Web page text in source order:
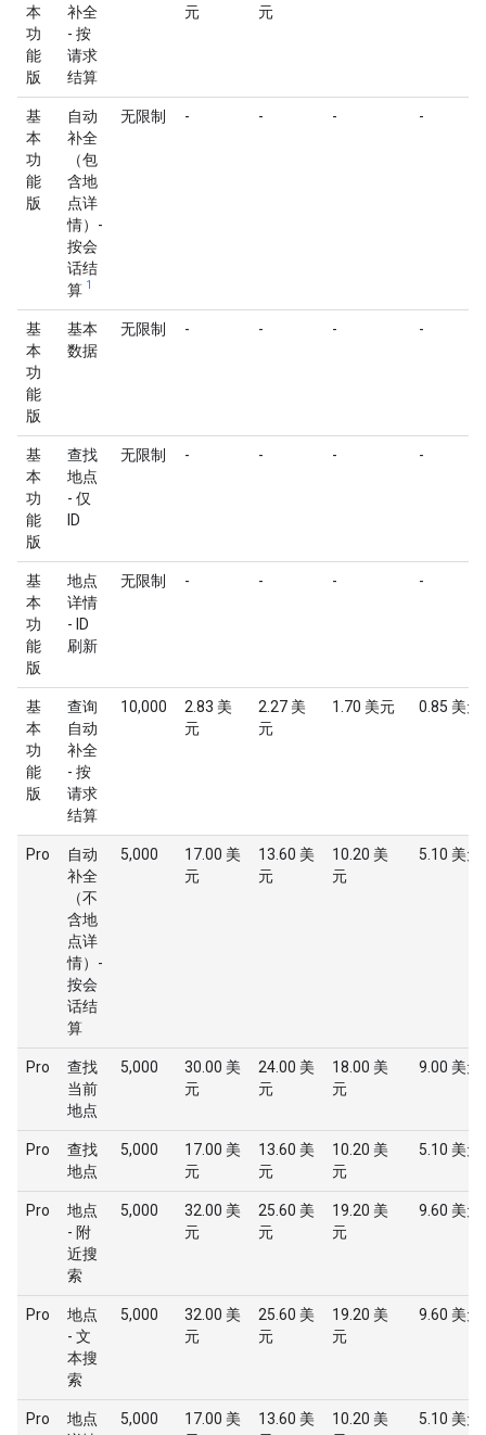
本
功
能
版
补全
- 按
请求
结算
元
元
基
本
功
能
版
自动
补全
（包
含地
点详
情）-
按会
话结
算 1
无限制 - - - -
基
本
功
能
版
基本
数据
无限制 - - - -
基
本
功
能
版
查找
地点
- 仅
ID
无限制 - - - -
基
本
功
能
版
地点
详情
- ID
刷新
无限制 - - - -
基
本
功
能
版
查询
自动
补全
- 按
请求
结算
10,000
2.83 美
元
2.27 美
元
1.70 美元 0.85 美元
Pro
自动
补全
（不
含地
点详
情）-
按会
话结
算
5,000
17.00 美
元
13.60 美
元
10.20 美
元
5.10 美元
Pro
查找
当前
地点
5,000
30.00 美
元
24.00 美
元
18.00 美
元
9.00 美元
Pro
查找
地点
5,000
17.00 美
元
13.60 美
元
10.20 美
元
5.10 美元
Pro
地点
- 附
近搜
索
5,000
32.00 美
元
25.60 美
元
19.20 美
元
9.60 美元
Pro
地点
- 文
本搜
索
5,000
32.00 美
元
25.60 美
元
19.20 美
元
9.60 美元
Pro
地点
5,000
17.00 美
13.60 美
10.20 美
5.10 美元